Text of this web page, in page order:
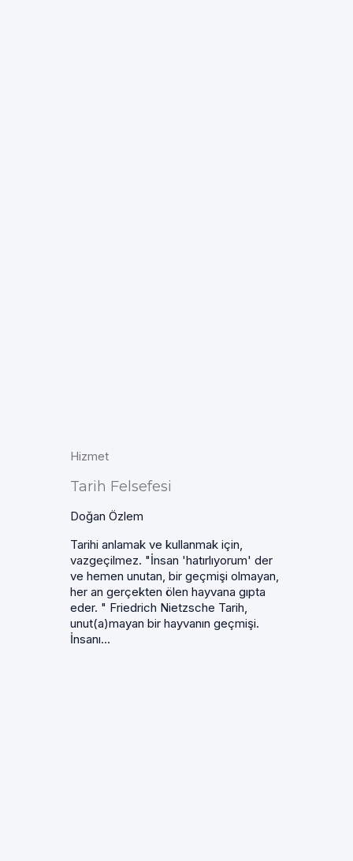
Hizmet
Tarih Felsefesi
Doğan Özlem
Tarihi anlamak ve kullanmak için,
vazgeçilmez. "İnsan 'hatırlıyorum' der
ve hemen unutan, bir geçmişi olmayan,
her an gerçekten ölen hayvana gıpta
eder. " Friedrich Nietzsche Tarih,
unut(a)mayan bir hayvanın geçmişi.
İnsanı...